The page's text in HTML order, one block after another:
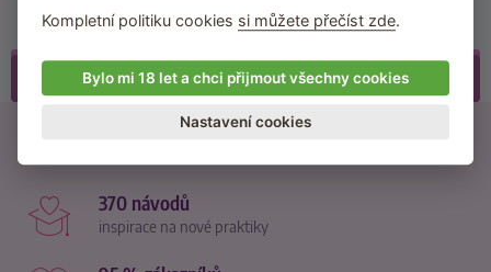
Příslušenství
21500 recenzí
370 návodů
inspirace na nové praktiky
Kompletní politiku cookies si můžete přečíst zde.
Bylo mi 18 let a chci přijmout všechny cookies
Nastavení cookies